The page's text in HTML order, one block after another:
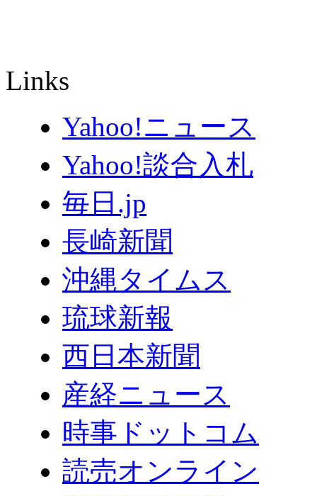
Links
Yahoo!ニュース
Yahoo!談合入札
毎日.jp
長崎新聞
沖縄タイムス
琉球新報
西日本新聞
産経ニュース
時事ドットコム
読売オンライン